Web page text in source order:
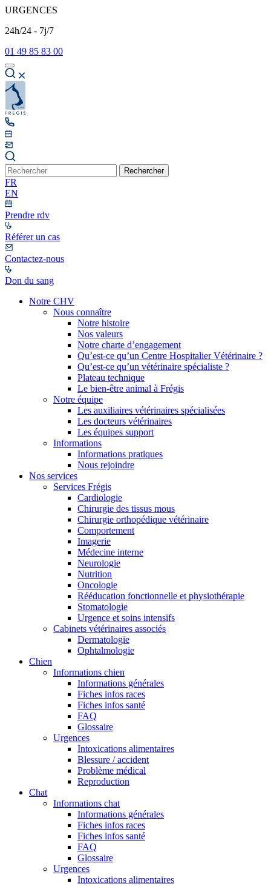
URGENCES
24h/24 - 7j/7
01 49 85 83 00
Rechercher
FR
EN
Prendre rdv
Référer un cas
Contactez-nous
Don du sang
Notre CHV
Nous connaître
Notre histoire
Nos valeurs
Notre charte d’engagement
Qu’est-ce qu’un Centre Hospitalier Vétérinaire ?
Qu’est-ce qu’un vétérinaire spécialiste ?
Plateau technique
Le bien-être animal à Frégis
Notre équipe
Les auxiliaires vétérinaires spécialisées
Les docteurs vétérinaires
Les équipes support
Informations
Informations pratiques
Nous rejoindre
Nos services
Services Frégis
Cardiologie
Chirurgie des tissus mous
Chirurgie orthopédique vétérinaire
Comportement
Imagerie
Médecine interne
Neurologie
Nutrition
Oncologie
Rééducation fonctionnelle et physiothérapie
Stomatologie
Urgence et soins intensifs
Cabinets vétérinaires associés
Dermatologie
Ophtalmologie
Chien
Informations chien
Informations générales
Fiches infos races
Fiches infos santé
FAQ
Glossaire
Urgences
Intoxications alimentaires
Blessure / accident
Problème médical
Reproduction
Chat
Informations chat
Informations générales
Fiches infos races
Fiches infos santé
FAQ
Glossaire
Urgences
Intoxications alimentaires